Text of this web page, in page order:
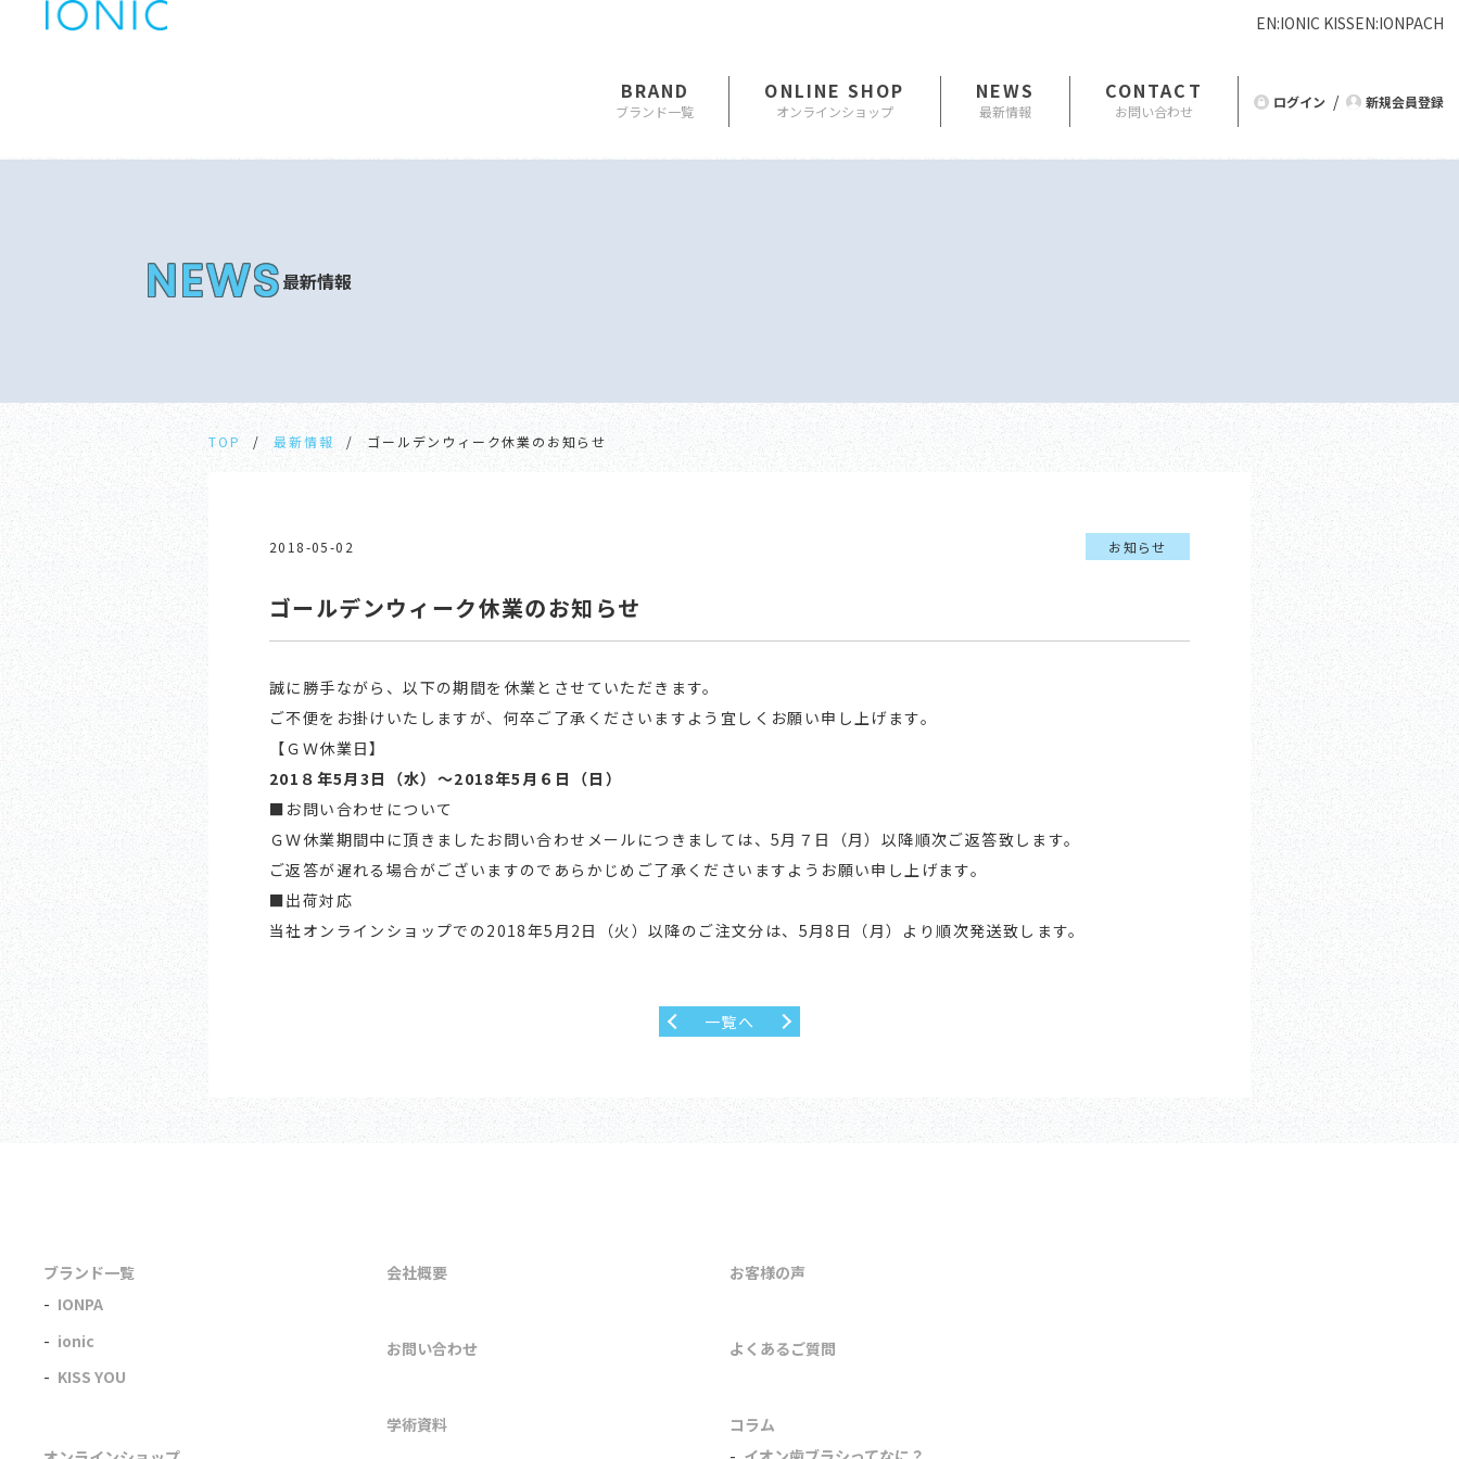
BRAND ONLINE SHOP NEWS CONTACT 新規会員登録
ログイン
EN:IONIC KISSEN:IONPACH
最新情報
TOP 最新情報 ゴールデンウィーク休業のお知らせ
2018-05-02 お知らせ
ゴールデンウィーク休業のお知らせ
誠に勝手ながら、以下の期間を休業とさせていただきます。
ご不便をお掛けいたしますが、何卒ご了承くださいますよう宜しくお願い申し上げます。
【ＧＷ休業日】
201８年5月3日（水）～2018年5月６日（日）
■お問い合わせについて
ＧＷ休業期間中に頂きましたお問い合わせメールにつきましては、5月７日（月）以降順次ご返答致します。
ご返答が遅れる場合がございますのであらかじめご了承くださいますようお願い申し上げます。
■出荷対応
当社オンラインショップでの2018年5月2日（火）以降のご注文分は、5月8日（月）より順次発送致します。
一覧へ
ブランド一覧
IONPA
ionic
KISS YOU
会社概要
お問い合わせ
学術資料
お客様の声
よくあるご質問
コラム